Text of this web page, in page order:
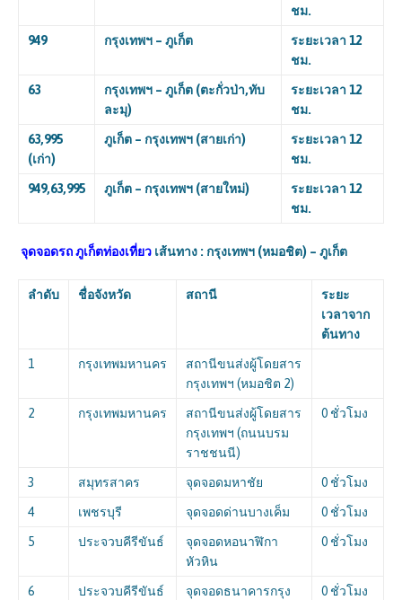
ชม.
949 กรุงเทพฯ – ภูเก็ต
ระยะเวลา 12
ชม.
63
กรุงเทพฯ – ภูเก็ต (ตะกั่วป่า,ทับ
ละมุ)
ระยะเวลา 12
ชม.
63,995
(เก่า)
ภูเก็ต – กรุงเทพฯ (สายเก่า)
ระยะเวลา 12
ชม.
949,63,995 ภูเก็ต – กรุงเทพฯ (สายใหม่)
ระยะเวลา 12
ชม.
จุดจอดรถ ภูเก็ตท่องเที่ยว เส้นทาง : กรุงเทพฯ (หมอชิต) – ภูเก็ต
ลำดับ ชื่อจังหวัด สถานี
ระยะ
เวลาจาก
ต้นทาง
1 กรุงเทพมหานคร
สถานีขนส่งผู้โดยสาร
กรุงเทพฯ (หมอชิต 2)
2 กรุงเทพมหานคร
สถานีขนส่งผู้โดยสาร
กรุงเทพฯ (ถนนบรม
ราชชนนี)
0 ชั่วโมง
3 สมุทรสาคร จุดจอดมหาชัย 0 ชั่วโมง
4 เพชรบุรี จุดจอดด่านบางเค็ม 0 ชั่วโมง
5 ประจวบคีรีขันธ์
จุดจอดหอนาฬิกา
หัวหิน
0 ชั่วโมง
6 ประจวบคีรีขันธ์
จุดจอดธนาคารกรุง
0 ชั่วโมง